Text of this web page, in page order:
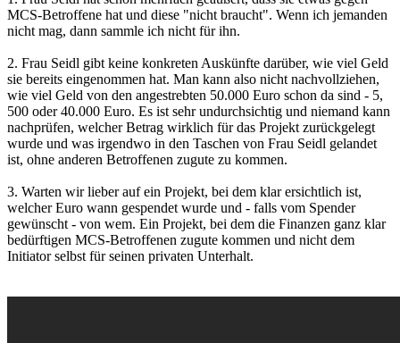
MCS-Betroffene hat und diese "nicht braucht". Wenn ich jemanden
nicht mag, dann sammle ich nicht für ihn.
2. Frau Seidl gibt keine konkreten Auskünfte darüber, wie viel Geld
sie bereits eingenommen hat. Man kann also nicht nachvollziehen,
wie viel Geld von den angestrebten 50.000 Euro schon da sind - 5,
500 oder 40.000 Euro. Es ist sehr undurchsichtig und niemand kann
nachprüfen, welcher Betrag wirklich für das Projekt zurückgelegt
wurde und was irgendwo in den Taschen von Frau Seidl gelandet
ist, ohne anderen Betroffenen zugute zu kommen.
3. Warten wir lieber auf ein Projekt, bei dem klar ersichtlich ist,
welcher Euro wann gespendet wurde und - falls vom Spender
gewünscht - von wem. Ein Projekt, bei dem die Finanzen ganz klar
bedürftigen MCS-Betroffenen zugute kommen und nicht dem
Initiator selbst für seinen privaten Unterhalt.